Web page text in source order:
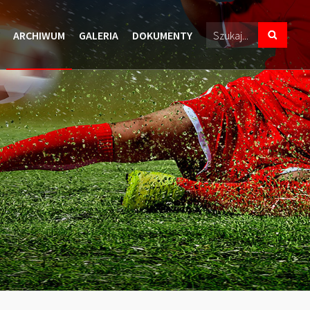
ARCHIWUM GALERIA DOKUMENTY